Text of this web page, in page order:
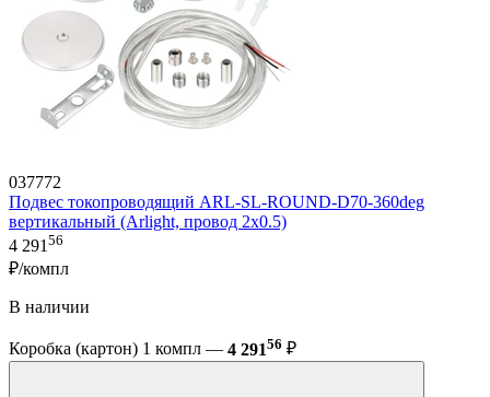
037772
Подвес токопроводящий ARL-SL-ROUND-D70-360deg
вертикальный (Arlight, провод 2x0.5)
4 29156
₽/компл
В наличии
Коробка (картон) 1 компл — 4 29156 ₽